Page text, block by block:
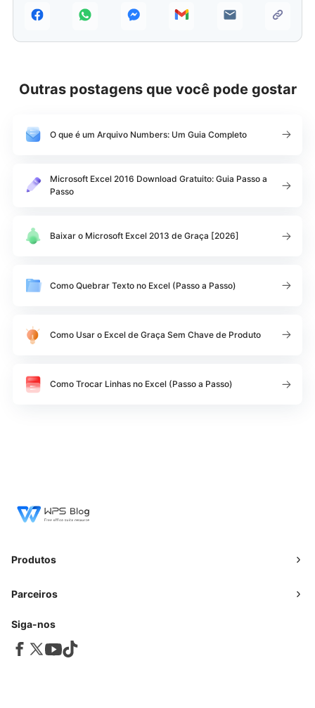
Outras postagens que você pode gostar
O que é um Arquivo Numbers: Um Guia Completo
Microsoft Excel 2016 Download Gratuito: Guia Passo a
Passo
Baixar o Microsoft Excel 2013 de Graça [2026]
Como Quebrar Texto no Excel (Passo a Passo)
Como Usar o Excel de Graça Sem Chave de Produto
Como Trocar Linhas no Excel (Passo a Passo)
Produtos
Parceiros
Siga-nos